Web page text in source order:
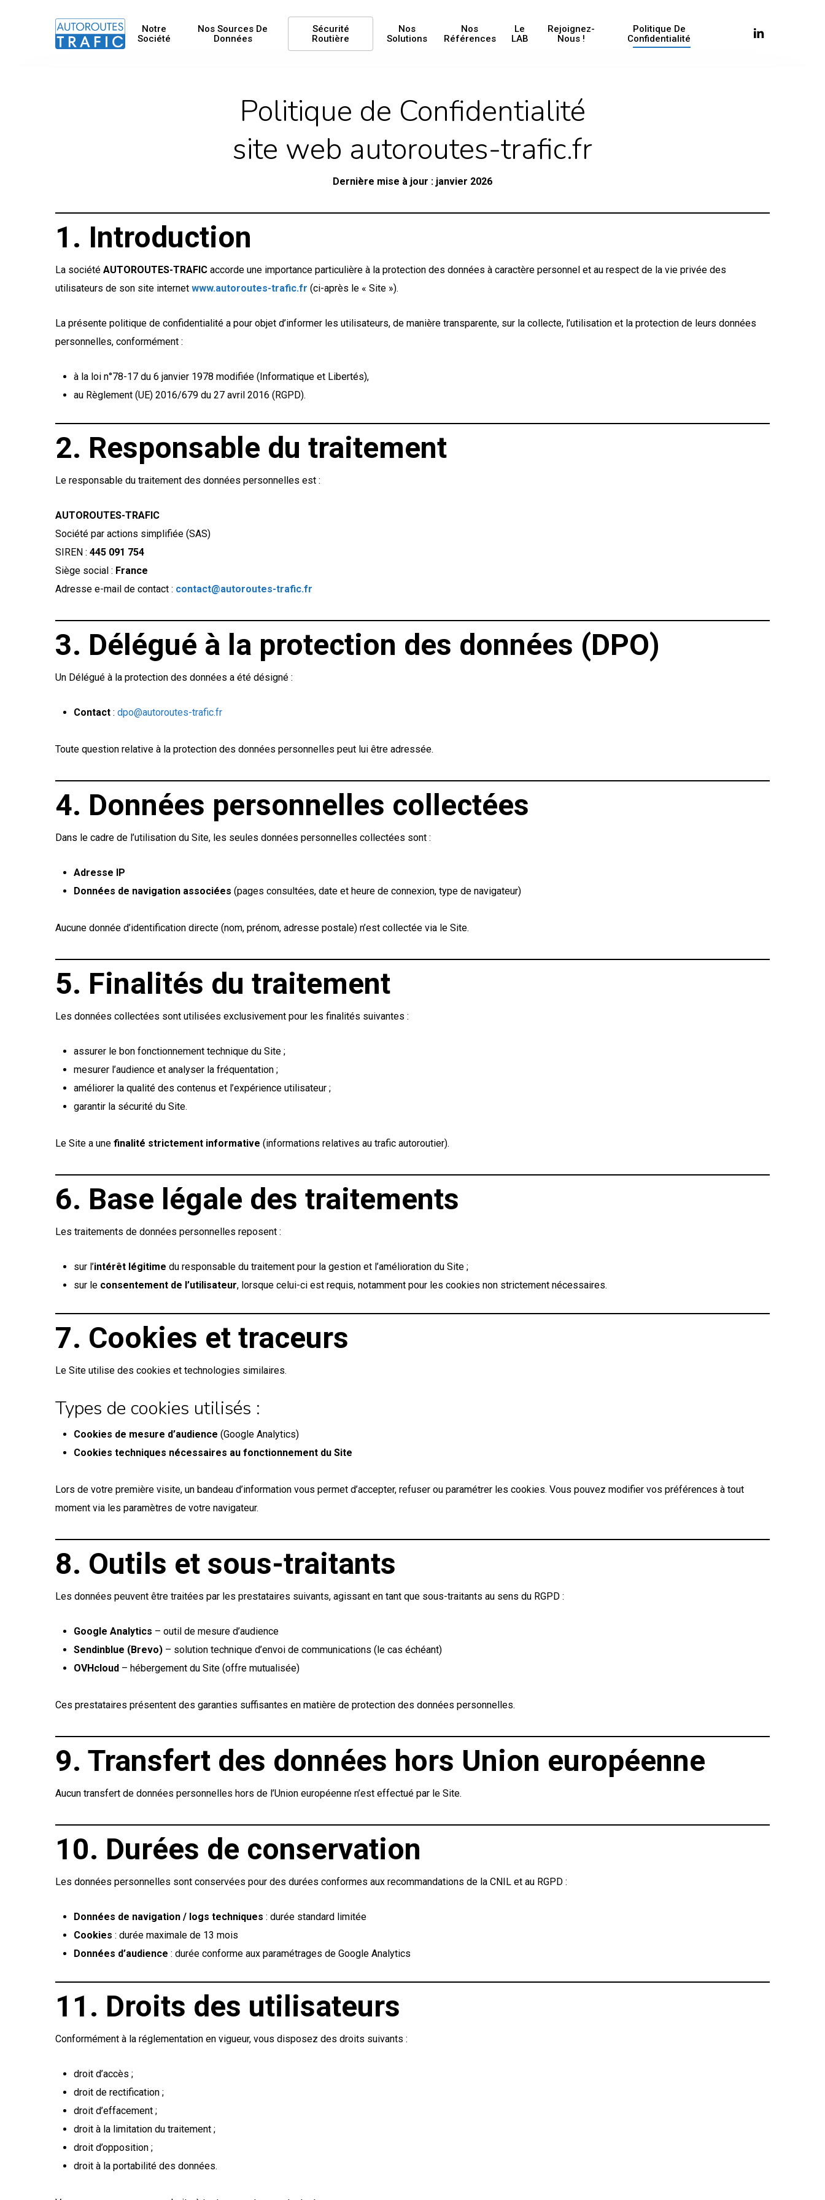
Notre
Société
Nos Sources De
Données
Sécurité
Routière
Nos
Solutions
Nos
Références
Le
LAB
Rejoignez-
Nous !
Politique De
Confidentialité
Linkedin
Politique de Confidentialité
site web autoroutes-trafic.fr
Dernière mise à jour : janvier 2026
1. Introduction
La société AUTOROUTES-TRAFIC accorde une importance particulière à la protection des données à caractère personnel et au respect de la vie privée des
utilisateurs de son site internet www.autoroutes-trafic.fr (ci-après le « Site »).
La présente politique de confidentialité a pour objet d’informer les utilisateurs, de manière transparente, sur la collecte, l’utilisation et la protection de leurs données
personnelles, conformément :
à la loi n°78-17 du 6 janvier 1978 modifiée (Informatique et Libertés),
au Règlement (UE) 2016/679 du 27 avril 2016 (RGPD).
2. Responsable du traitement
Le responsable du traitement des données personnelles est :
AUTOROUTES-TRAFIC
Société par actions simplifiée (SAS)
SIREN : 445 091 754
Siège social : France
Adresse e-mail de contact : contact@autoroutes-trafic.fr
3. Délégué à la protection des données (DPO)
Un Délégué à la protection des données a été désigné :
Contact : dpo@autoroutes-trafic.fr
Toute question relative à la protection des données personnelles peut lui être adressée.
4. Données personnelles collectées
Dans le cadre de l’utilisation du Site, les seules données personnelles collectées sont :
Adresse IP
Données de navigation associées (pages consultées, date et heure de connexion, type de navigateur)
Aucune donnée d’identification directe (nom, prénom, adresse postale) n’est collectée via le Site.
5. Finalités du traitement
Les données collectées sont utilisées exclusivement pour les finalités suivantes :
assurer le bon fonctionnement technique du Site ;
mesurer l’audience et analyser la fréquentation ;
améliorer la qualité des contenus et l’expérience utilisateur ;
garantir la sécurité du Site.
Le Site a une finalité strictement informative (informations relatives au trafic autoroutier).
6. Base légale des traitements
Les traitements de données personnelles reposent :
sur l’intérêt légitime du responsable du traitement pour la gestion et l’amélioration du Site ;
sur le consentement de l’utilisateur, lorsque celui-ci est requis, notamment pour les cookies non strictement nécessaires.
7. Cookies et traceurs
Le Site utilise des cookies et technologies similaires.
Types de cookies utilisés :
Cookies de mesure d’audience (Google Analytics)
Cookies techniques nécessaires au fonctionnement du Site
Lors de votre première visite, un bandeau d’information vous permet d’accepter, refuser ou paramétrer les cookies. Vous pouvez modifier vos préférences à tout
moment via les paramètres de votre navigateur.
8. Outils et sous-traitants
Les données peuvent être traitées par les prestataires suivants, agissant en tant que sous-traitants au sens du RGPD :
Google Analytics – outil de mesure d’audience
Sendinblue (Brevo) – solution technique d’envoi de communications (le cas échéant)
OVHcloud – hébergement du Site (offre mutualisée)
Ces prestataires présentent des garanties suffisantes en matière de protection des données personnelles.
9. Transfert des données hors Union européenne
Aucun transfert de données personnelles hors de l’Union européenne n’est effectué par le Site.
10. Durées de conservation
Les données personnelles sont conservées pour des durées conformes aux recommandations de la CNIL et au RGPD :
Données de navigation / logs techniques : durée standard limitée
Cookies : durée maximale de 13 mois
Données d’audience : durée conforme aux paramétrages de Google Analytics
11. Droits des utilisateurs
Conformément à la réglementation en vigueur, vous disposez des droits suivants :
droit d’accès ;
droit de rectification ;
droit d’effacement ;
droit à la limitation du traitement ;
droit d’opposition ;
droit à la portabilité des données.